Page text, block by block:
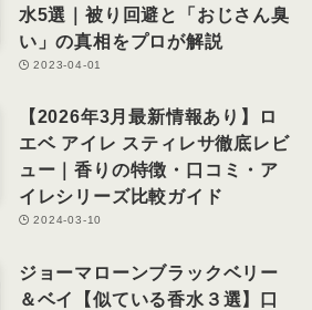
水5選｜被り回避と「おじさん臭
い」の真相をプロが解説
2023-04-01
【2026年3月最新情報あり】ロ
エベ アイレ スティレサ徹底レビ
ュー｜香りの特徴・口コミ・ア
イレシリーズ比較ガイド
2024-03-10
ジョーマローンブラックベリー
＆ベイ【似ている香水３選】口